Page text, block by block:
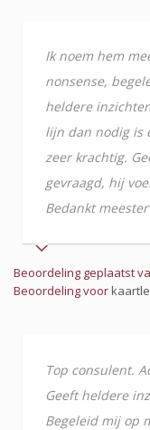
Ik noem hem
nonsense,
heldere
lijn dan nodig is
zeer krachtig.
gevraagd, hij
Bedankt
Beoordeling geplaatst
Beoordeling voor
Top consulent.
Geeft heldere
Begeleid mij op